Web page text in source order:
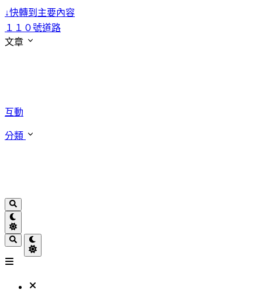
↓快轉到主要內容
１１０號道路
文章
互動
分類